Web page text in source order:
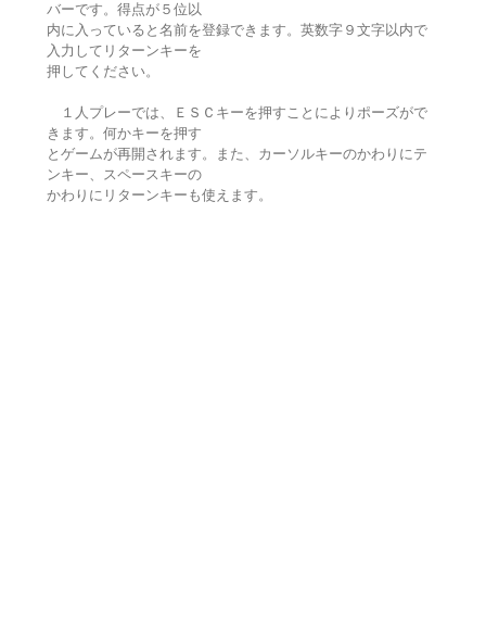
バーです。得点が５位以
内に入っていると名前を登録できます。英数字９文字以内で
入力してリターンキーを
押してください。
１人プレーでは、ＥＳＣキーを押すことによりポーズがで
きます。何かキーを押す
とゲームが再開されます。また、カーソルキーのかわりにテ
ンキー、スペースキーの
かわりにリターンキーも使えます。